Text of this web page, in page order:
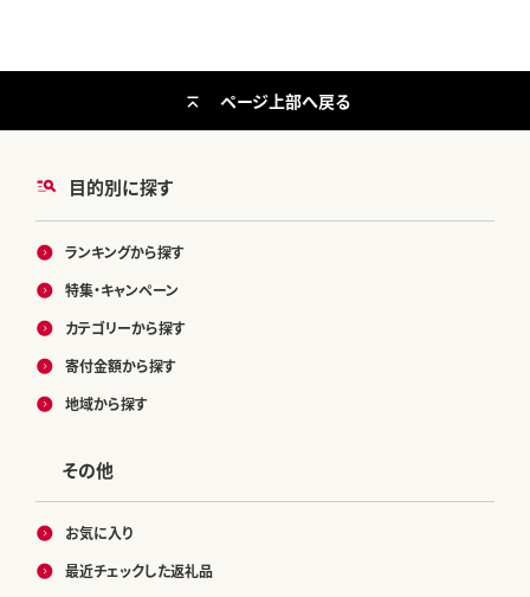
目的別に探す
ランキングから探す
特集・キャンペーン
カテゴリーから探す
寄付金額から探す
地域から探す
その他
お気に入り
最近チェックした返礼品
ページ上部へ戻る